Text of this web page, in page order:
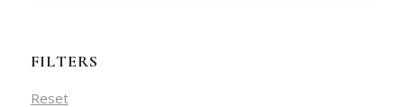
FILTERS
Reset